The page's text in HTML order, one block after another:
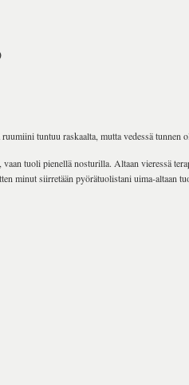
tuntuu raskaalta, mutta vedessä tunnen
tuoli pienellä nosturilla. Altaan vieressä
minut siirretään pyörätuolistani uima-altaan